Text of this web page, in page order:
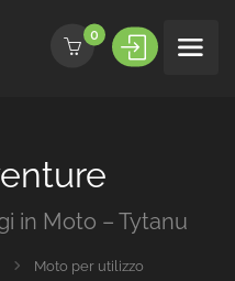
0
in Moto – Tytanu
Moto per utilizzo